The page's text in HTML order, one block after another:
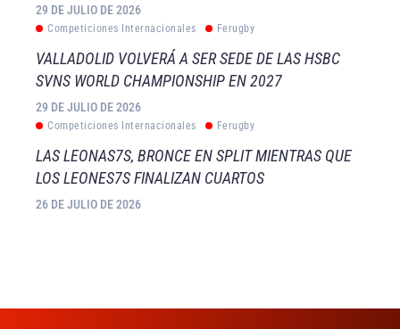
29 DE JULIO DE 2026
Competiciones Internacionales Ferugby
VALLADOLID VOLVERÁ A SER SEDE DE LAS HSBC
SVNS WORLD CHAMPIONSHIP EN 2027
29 DE JULIO DE 2026
Competiciones Internacionales Ferugby
LAS LEONAS7S, BRONCE EN SPLIT MIENTRAS QUE
LOS LEONES7S FINALIZAN CUARTOS
26 DE JULIO DE 2026